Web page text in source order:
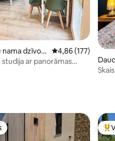
dzīvokli
Vidējais
4,86 (177)
ar panorāmas
is